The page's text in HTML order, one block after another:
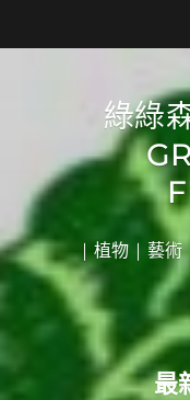
綠綠
| 植物 | 藝
最